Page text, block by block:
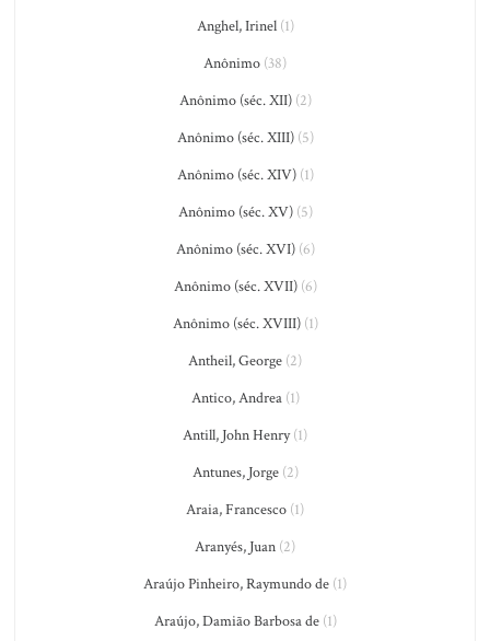
Anghel, Irinel(1)
Anônimo (38)
Anônimo (séc. XII)(2)
Anônimo (séc. XIII)(5)
Anônimo (séc. XIV)(1)
Anônimo (séc. XV)(5)
Anônimo (séc. XVI)(6)
Anônimo (séc. XVII)(6)
Anônimo (séc. XVIII)(1)
Antheil, George (2)
Antico, Andrea(1)
Antill, John Henry(1)
Antunes, Jorge(2)
Araia, Francesco (1)
Aranyés, Juan (2)
Araújo Pinheiro, Raymundo de (1)
Araújo, Damião Barbosa de(1)